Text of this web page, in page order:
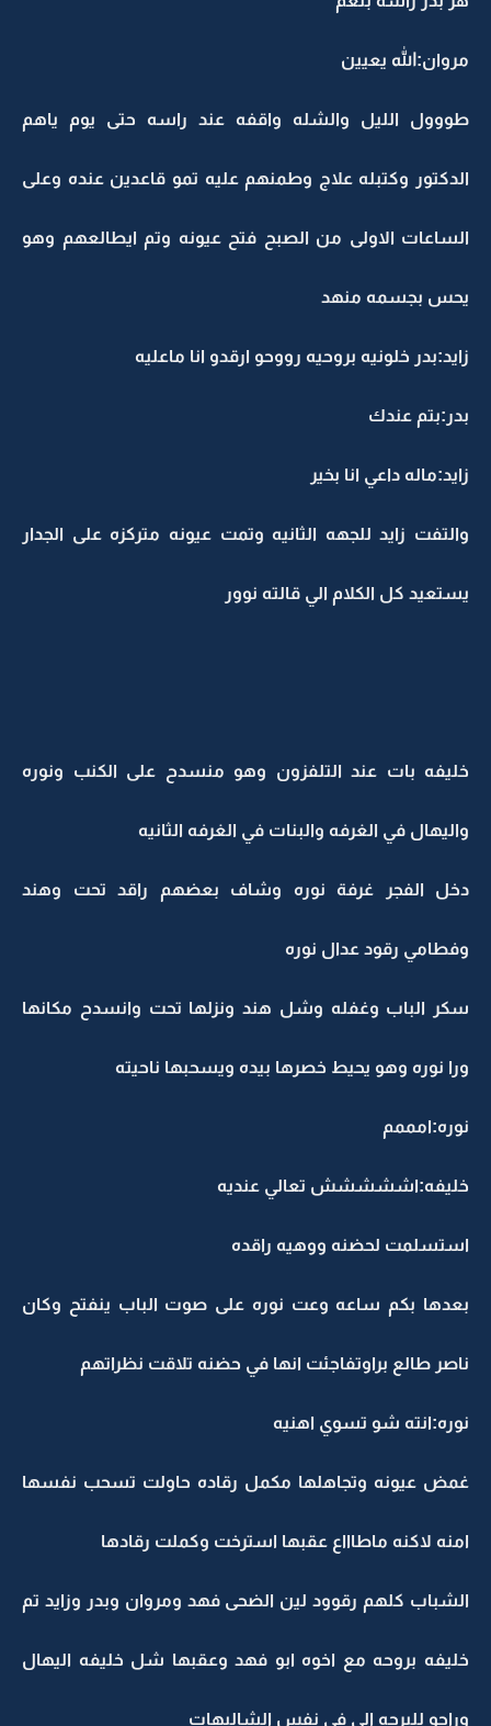
مروان:الله يعيين
طووول الليل والشله واقفه عند راسه حتى يوم ياهم
الدكتور وكتبله علاج وطمنهم عليه تمو قاعدين عنده وعلى
الساعات الاولى من الصبح فتح عيونه وتم ايطالعهم وهو
يحس بجسمه منهد
زايد:بدر خلونيه بروحيه رووحو ارقدو انا ماعليه
بدر:بتم عندك
زايد:ماله داعي انا بخير
والتفت زايد للجهه الثانيه وتمت عيونه متركزه على الجدار
يستعيد كل الكلام الي قالته نوور
خليفه بات عند التلفزون وهو منسدح على الكنب ونوره
واليهال في الغرفه والبنات في الغرفه الثانيه
دخل الفجر غرفة نوره وشاف بعضهم راقد تحت وهند
وفطامي رقود عدال نوره
سكر الباب وغفله وشل هند ونزلها تحت وانسدح مكانها
ورا نوره وهو يحيط خصرها بيده ويسحبها ناحيته
نوره:امممم
خليفه:اششششش تعالي عنديه
استسلمت لحضنه ووهيه راقده
بعدها بكم ساعه وعت نوره على صوت الباب ينفتح وكان
ناصر طالع براوتفاجئت انها في حضنه تلاقت نظراتهم
نوره:انته شو تسوي اهنيه
غمض عيونه وتجاهلها مكمل رقاده حاولت تسحب نفسها
امنه لاكنه ماطاااع عقبها استرخت وكملت رقادها
الشباب كلهم رقوود لين الضحى فهد ومروان وبدر وزايد تم
خليفه بروحه مع اخوه ابو فهد وعقبها شل خليفه اليهال
وراحو للبرجه الي في نفس الشاليهات